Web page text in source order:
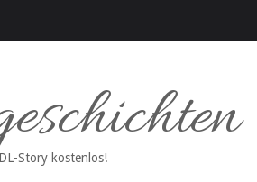
Story kostenlos!